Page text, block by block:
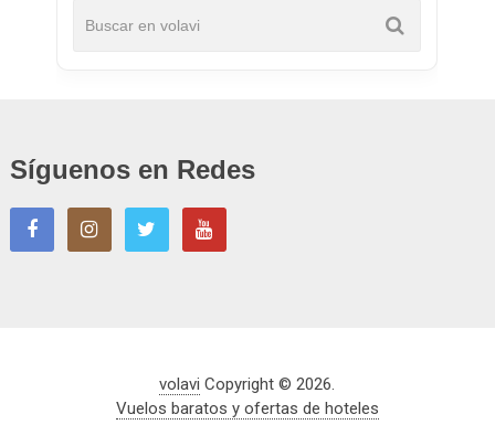
Síguenos en Redes
volavi Copyright © 2026.
Vuelos baratos y ofertas de hoteles